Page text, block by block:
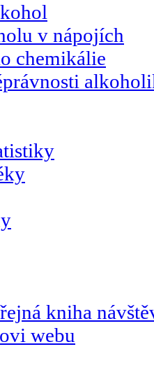
v nápojích
chemikálie
kniha
webu